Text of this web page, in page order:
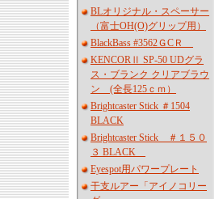
BLオリジナル・スペーサー
（富士OH(O)グリップ用）
BlackBass #3562ＧCＲ
KENCORⅡ SP-50 UDグラ
ス・ブランク クリアブラウ
ン (全長125ｃｍ）
Brightcaster Stick ＃1504
BLACK
Brightcaster Stick ＃１５０
３ BLACK
Eyespot用パワープレート
干支ルアー「アイノコリー